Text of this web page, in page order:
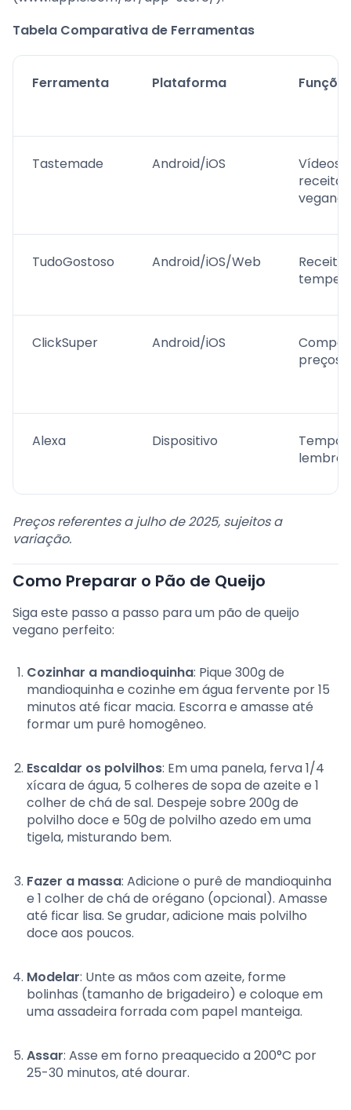
Tabela Comparativa de Ferramentas
Ferramenta Plataforma
Tastemade Android/iOS
Vídeos
receitas
veganas
TudoGostoso Android/iOS/Web
ClickSuper Android/iOS
preços
Alexa Dispositivo
Preços referentes a julho de 2025, sujeitos a
variação.
Como Preparar o Pão de Queijo
Siga este passo a passo para um pão de queijo
vegano perfeito:
Cozinhar a mandioquinha: Pique 300g de
mandioquinha e cozinhe em água fervente por 15
minutos até ficar macia. Escorra e amasse até
formar um purê homogêneo.
Escaldar os polvilhos: Em uma panela, ferva 1/4
xícara de água, 5 colheres de sopa de azeite e 1
colher de chá de sal. Despeje sobre 200g de
polvilho doce e 50g de polvilho azedo em uma
tigela, misturando bem.
Fazer a massa: Adicione o purê de mandioquinha
e 1 colher de chá de orégano (opcional). Amasse
até ficar lisa. Se grudar, adicione mais polvilho
doce aos poucos.
Modelar: Unte as mãos com azeite, forme
bolinhas (tamanho de brigadeiro) e coloque em
uma assadeira forrada com papel manteiga.
Assar: Asse em forno preaquecido a 200°C por
25-30 minutos, até dourar.